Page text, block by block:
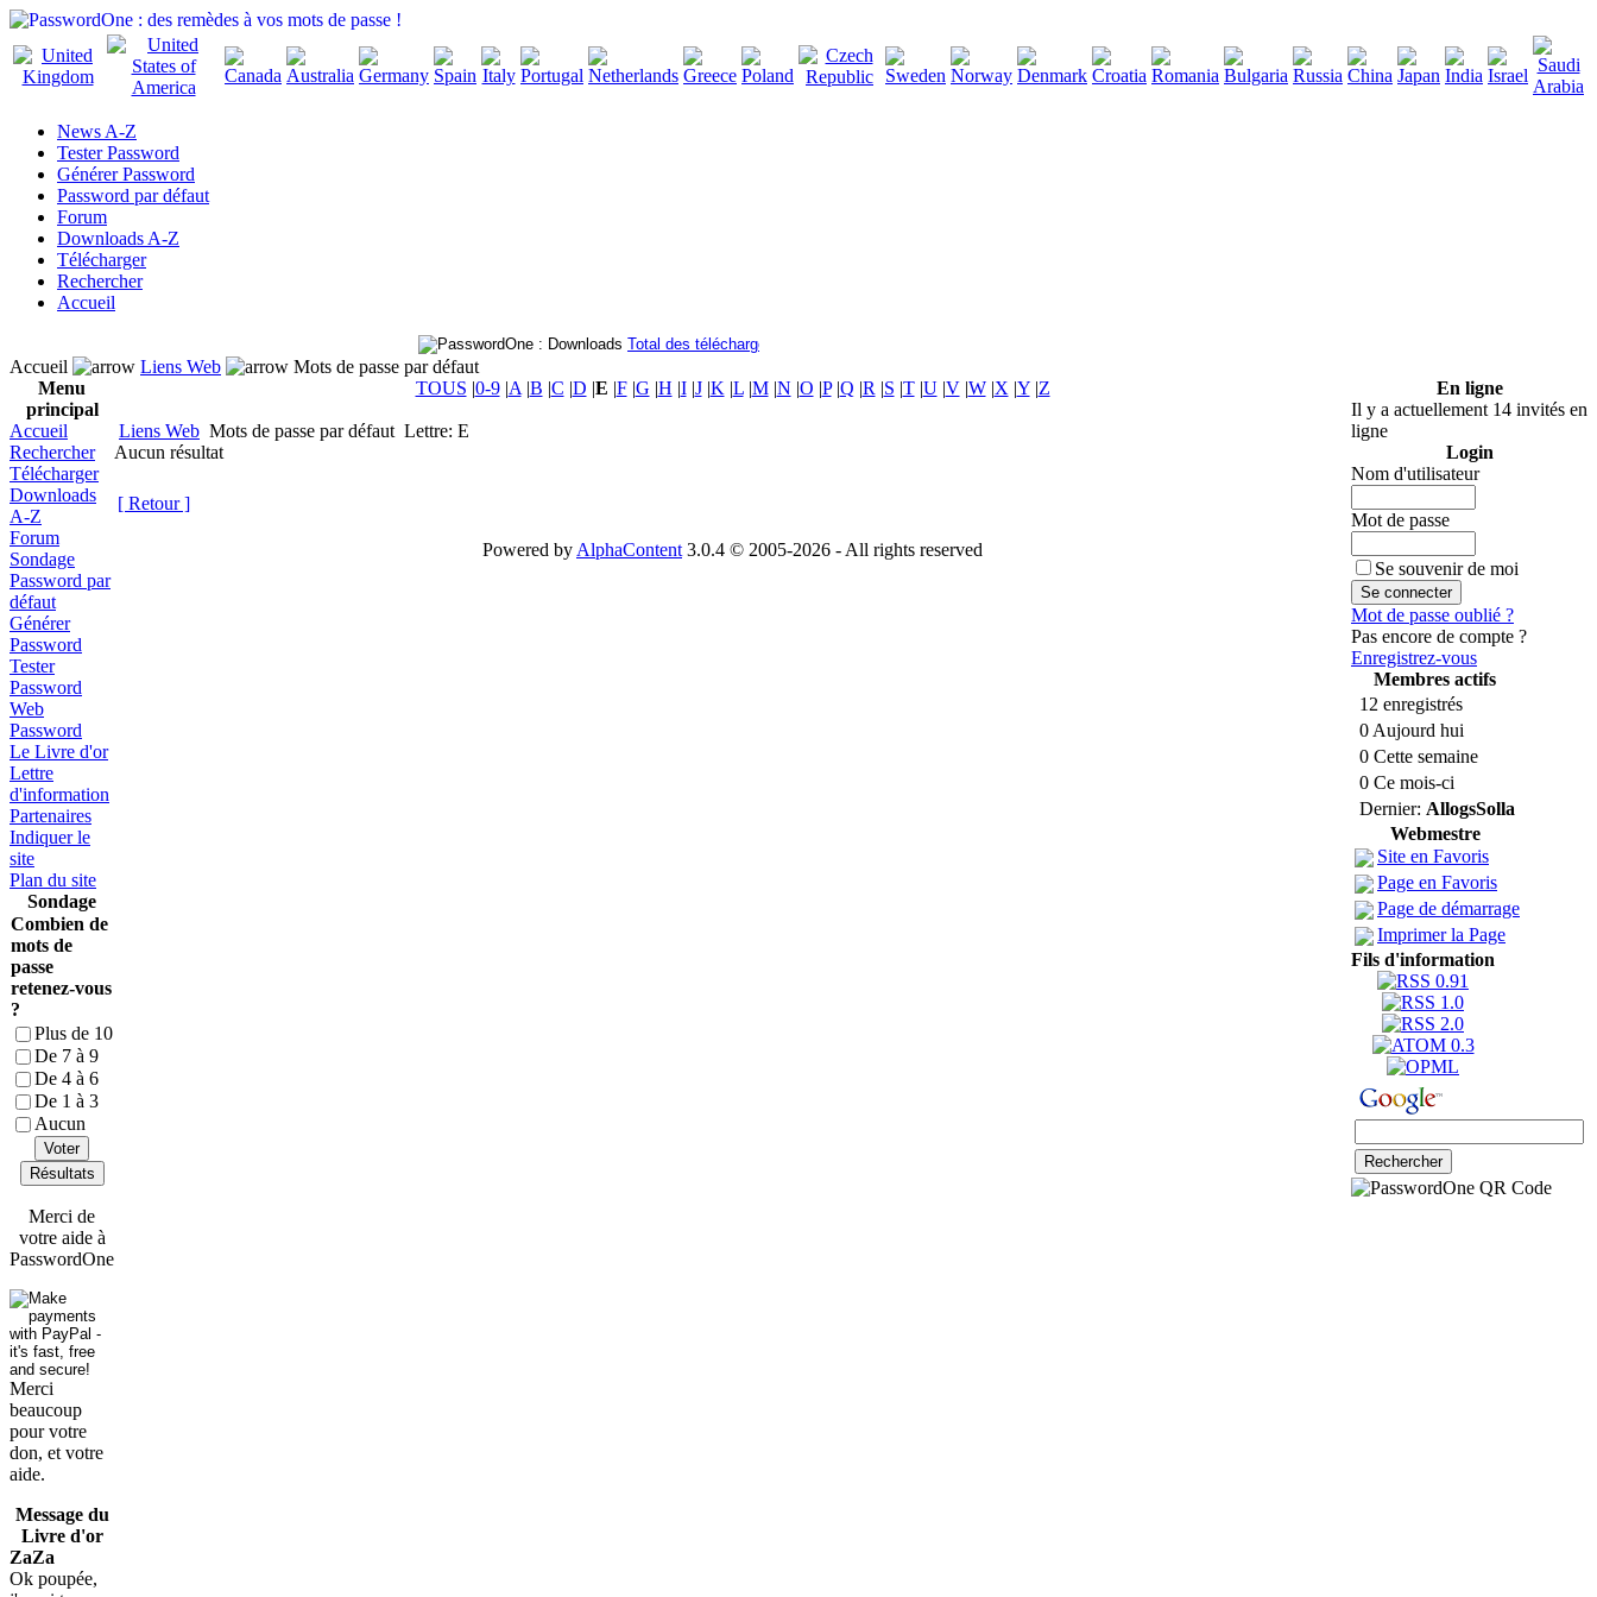
News A-Z
Tester Password
Générer Password
Password par défaut
Forum
Downloads A-Z
Télécharger
Rechercher
Accueil
Total des téléchargements
Accueil
Liens Web
Mots de passe par défaut
Menu
principal
Accueil
Rechercher
Télécharger
Downloads
A-Z
Forum
Sondage
Password par
défaut
Générer
Password
Tester
Password
Web
Password
Le Livre d'or
Lettre
d'information
Partenaires
Indiquer le
site
Plan du site
Sondage
Combien de
mots de
passe
retenez-vous
?
Plus de 10
De 7 à 9
De 4 à 6
De 1 à 3
Aucun
Voter
Résultats
Merci de
votre aide à
PasswordOne
Merci
beaucoup
pour votre
don, et votre
aide.
Message du
Livre d'or
ZaZa
Ok poupée,
TOUS |0-9|A |B |C |D |E |F|G |H |I|J|K |L|M|N |O |P|Q |R |S |T|U|V|W|X |Y|Z
Liens Web Mots de passe par défaut Lettre: E
Aucun résultat
[ Retour ]
Powered by AlphaContent 3.0.4 © 2005-2026 - All rights reserved
En ligne
Il y a actuellement 14 invités en
ligne
Login
Nom d'utilisateur
Mot de passe
Se souvenir de moi
Mot de passe oublié ?
Pas encore de compte ?
Enregistrez-vous
Membres actifs
12 enregistrés
0 Aujourd hui
0 Cette semaine
0 Ce mois-ci
Dernier: AllogsSolla
Webmestre
Site en Favoris
Page en Favoris
Page de démarrage
Imprimer la Page
Fils d'information